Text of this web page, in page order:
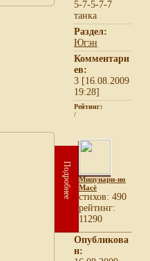
5-7-5-7-7
танка
Раздел:
Югэн
Комментари
ев:
3 [16.08.2009
19:28]
Рейтинг:
/
Подробнее
Мицунари-но
Масё
cтихов: 490
рейтинг:
11290
Опубликова
н: